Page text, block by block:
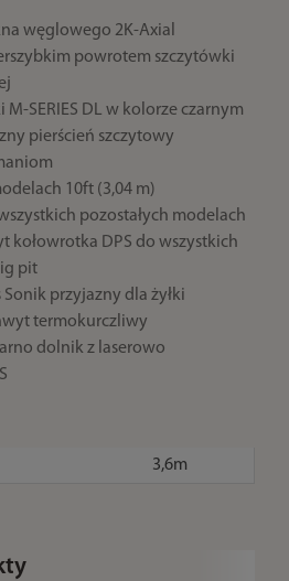
węglowego 2K-Axial
powrotem szczytówki
SERIES DL w kolorze czarnym
pierścień szczytowy
10ft (3,04 m)
pozostałych modelach
kołowrotka DPS do wszystkich
pit
przyjazny dla żyłki
termokurczliwy
dolnik z laserowo
3,6m